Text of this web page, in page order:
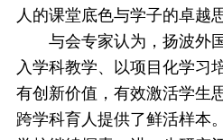
人的课堂底色与学子的卓越
与会专家认为， 扬波外
入学科教学、以项目化学习
有创新价值，有效激活学生
跨学科育人提供了鲜活样本